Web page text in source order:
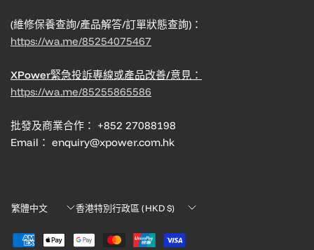
(維修保養查詢/產品解答/訂單狀態查詢)：
https://wa.me/85254075467
XPower緊急投訴專線或產品改善/意見：
https://wa.me/85255865586
批發及商業合作： +852 27088198
Email： enquiry@xpower.com.hk
Translation
zh-
Translation
zh-